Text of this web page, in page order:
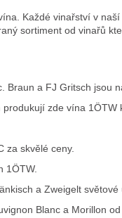
Každé vinařství v
sortiment od vinařů
a FJ Gritsch jsou
zde vína 1ÖTW
skvělé ceny.
1ÖTW.
a Zweigelt světové
Blanc a Morillon od